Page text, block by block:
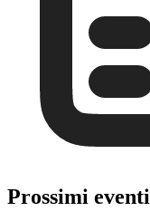
Prossimi eventi